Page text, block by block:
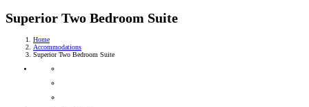
Superior Two Bedroom Suite
Home
Accommodations
Superior Two Bedroom Suite